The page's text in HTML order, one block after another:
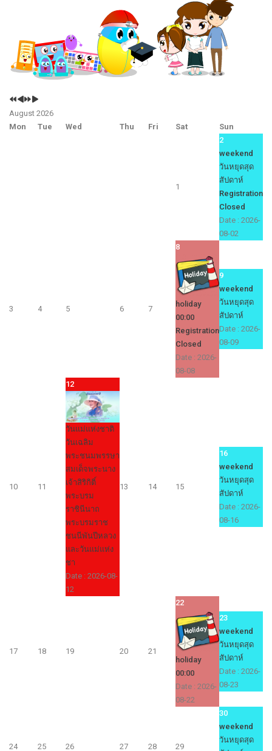
August 2026
Mon
Tue Wed Thu Fri Sat Sun
1
2
weekend
วันหยุดสุด
สัปดาห์
Registration
Closed
Date : 2026-
08-02
3 4 5 6 7
8
holiday
00:00
Registration
Closed
Date : 2026-
08-08
9
weekend
วันหยุดสุด
สัปดาห์
Date : 2026-
08-09
10 11
12
วันแม่แห่งชาติ
วันเฉลิม
พระชนมพรรษา
สมเด็จพระนาง
เจ้าสิริกิติ์
พระบรม
ราชินีนาถ
พระบรมราช
ชนนีพันปีหลวง
และวันแม่แห่ง
ชา
Date : 2026-08-
12
13 14 15
16
weekend
วันหยุดสุด
สัปดาห์
Date : 2026-
08-16
17 18 19 20 21
22
holiday
00:00
Date : 2026-
08-22
23
weekend
วันหยุดสุด
สัปดาห์
Date : 2026-
08-23
24 25 26 27 28 29
30
weekend
วันหยุดสุด